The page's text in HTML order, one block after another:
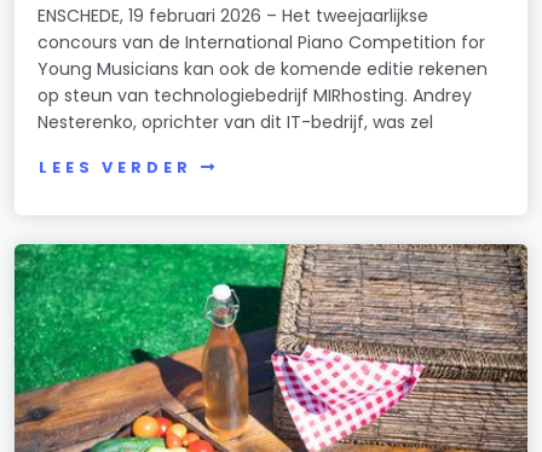
ENSCHEDE, 19 februari 2026 – Het tweejaarlijkse
concours van de International Piano Competition for
Young Musicians kan ook de komende editie rekenen
op steun van technologiebedrijf MIRhosting. Andrey
Nesterenko, oprichter van dit IT-bedrijf, was zel
LEES VERDER